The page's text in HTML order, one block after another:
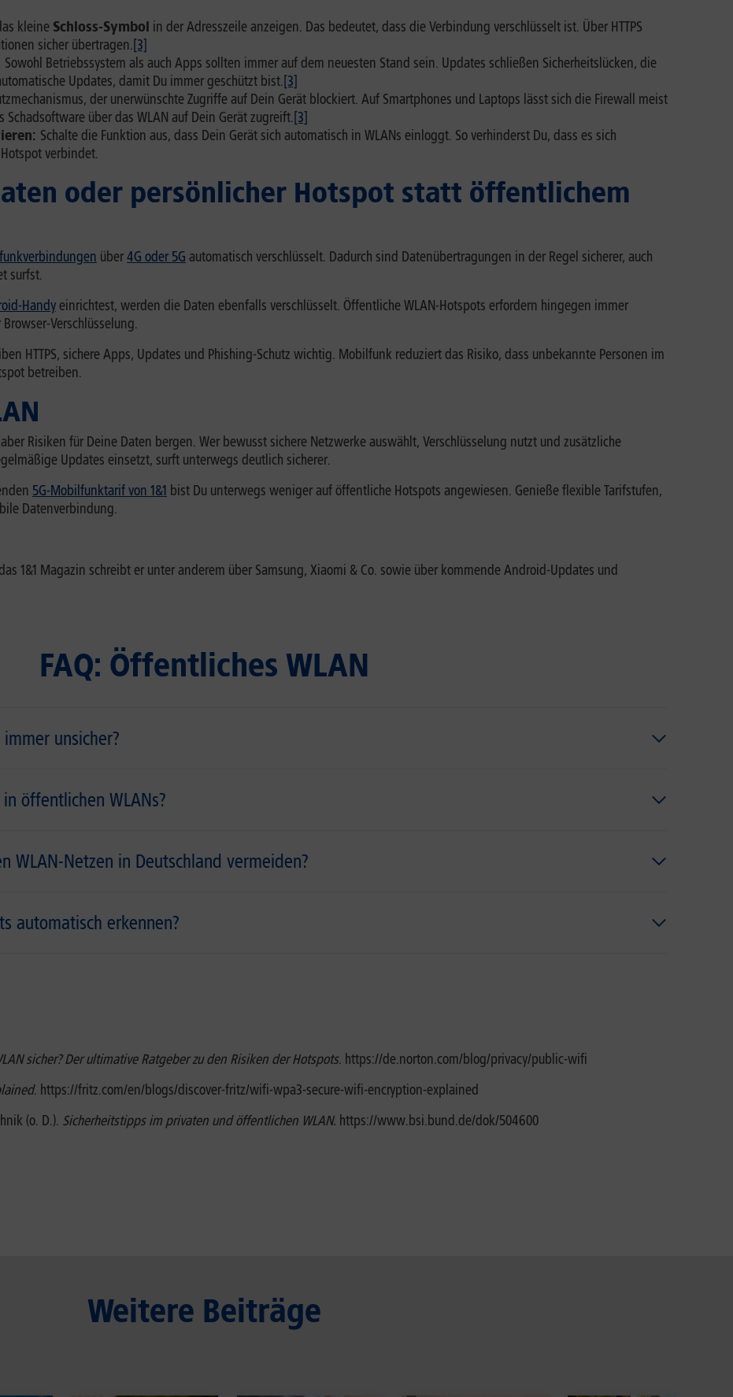
kleine Schloss-Symbol in der Adresszeile anzeigen. Das bedeutet, dass die Verbindung verschlüsselt ist. Über HTTPS
sicher übertragen.[3]
Sowohl Betriebssystem als auch Apps sollten immer auf dem neuesten Stand sein. Updates schließen Sicherheitslücken, die
Updates, damit Du immer geschützt bist.[3]
der unerwünschte Zugriffe auf Dein Gerät blockiert. Auf Smartphones und Laptops lässt sich die Firewall meist
über das WLAN auf Dein Gerät zugreift.[3]
Schalte die Funktion aus, dass Dein Gerät sich automatisch in WLANs einloggt. So verhinderst Du, dass es sich
verbindet.
oder persönlicher Hotspot statt öffentlichem
über4G oder 5G automatisch verschlüsselt. Dadurch sind Datenübertragungen in der Regel sicherer, auch
surfst.
Handyeinrichtest, werden die Daten ebenfalls verschlüsselt. Öffentliche WLAN-Hotspots erfordern hingegen immer
Verschlüsselung.
HTTPS, sichere Apps, Updates und Phishing-Schutz wichtig. Mobilfunk reduziert das Risiko, dass unbekannte Personen im
betreiben.
Risiken für Deine Daten bergen. Wer bewusst sichere Netzwerke auswählt, Verschlüsselung nutzt und zusätzliche
Updates einsetzt, surft unterwegs deutlich sicherer.
5G-Mobilfunktarif von 1&1 bist Du unterwegs weniger auf öffentliche Hotspots angewiesen. Genieße flexible Tarifstufen,
Datenverbindung.
1&1 Magazin schreibt er unter anderem über Samsung, Xiaomi & Co. sowie über kommende Android-Updates und
FAQ: Öffentliches WLAN
unsicher?
öffentlichen WLANs?
WLAN-Netzen in Deutschland vermeiden?
automatisch erkennen?
sicher? Der ultimative Ratgeber zu den Risiken der Hotspots. https://de.norton.com/blog/privacy/public-wifi
. https://fritz.com/en/blogs/discover-fritz/wifi-wpa3-secure-wifi-encryption-explained
(o. D.). Sicherheitstipps im privaten und öffentlichen WLAN. https://www.bsi.bund.de/dok/504600
Weitere Beiträge